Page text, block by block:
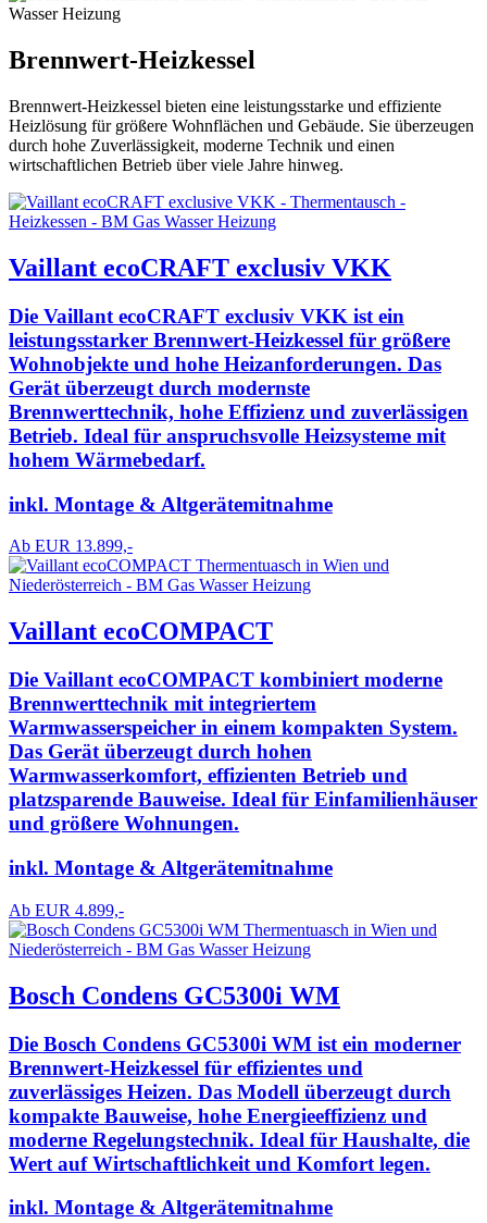
Brennwert-Heizkessel
Brennwert-Heizkessel bieten eine leistungsstarke und effiziente
Heizlösung für größere Wohnflächen und Gebäude. Sie überzeugen
durch hohe Zuverlässigkeit, moderne Technik und einen
wirtschaftlichen Betrieb über viele Jahre hinweg.
Vaillant ecoCRAFT exclusiv VKK
Die Vaillant ecoCRAFT exclusiv VKK ist ein
leistungsstarker Brennwert-Heizkessel für größere
Wohnobjekte und hohe Heizanforderungen. Das
Gerät überzeugt durch modernste
Brennwerttechnik, hohe Effizienz und zuverlässigen
Betrieb. Ideal für anspruchsvolle Heizsysteme mit
hohem Wärmebedarf.
inkl. Montage & Altgerätemitnahme
Ab EUR 13.899,-
Vaillant ecoCOMPACT
Die Vaillant ecoCOMPACT kombiniert moderne
Brennwerttechnik mit integriertem
Warmwasserspeicher in einem kompakten System.
Das Gerät überzeugt durch hohen
Warmwasserkomfort, effizienten Betrieb und
platzsparende Bauweise. Ideal für Einfamilienhäuser
und größere Wohnungen.
inkl. Montage & Altgerätemitnahme
Ab EUR 4.899,-
Bosch Condens GC5300i WM
Die Bosch Condens GC5300i WM ist ein moderner
Brennwert-Heizkessel für effizientes und
zuverlässiges Heizen. Das Modell überzeugt durch
kompakte Bauweise, hohe Energieeffizienz und
moderne Regelungstechnik. Ideal für Haushalte, die
Wert auf Wirtschaftlichkeit und Komfort legen.
inkl. Montage & Altgerätemitnahme